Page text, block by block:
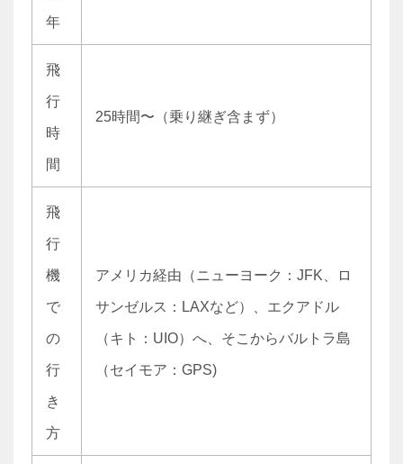
年
飛
行
時
間
25時間〜（乗り継ぎ含まず）
飛
行
機
で
の
行
き
方
アメリカ経由（ニューヨーク：JFK、ロ
サンゼルス：LAXなど）、エクアドル
（キト：UIO）へ、そこからバルトラ島
（セイモア：GPS)